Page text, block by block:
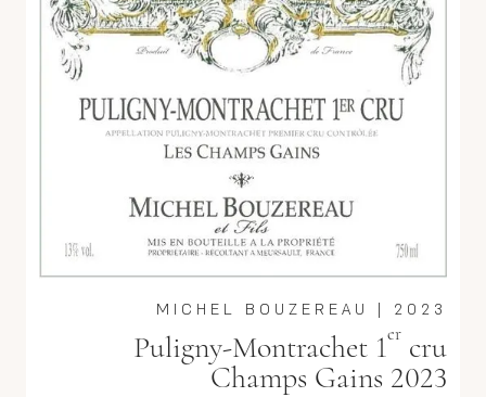
2023
|
MICHEL BOUZEREAU
Puligny-Montrachet 1er cru
Champs Gains 2023